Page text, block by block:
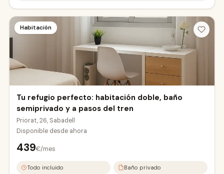
Habitación
Tu refugio perfecto: habitación doble, baño
semiprivado y a pasos del tren
Priorat, 26, Sabadell
Disponible desde ahora
439€/mes
Todo incluido Baño privado